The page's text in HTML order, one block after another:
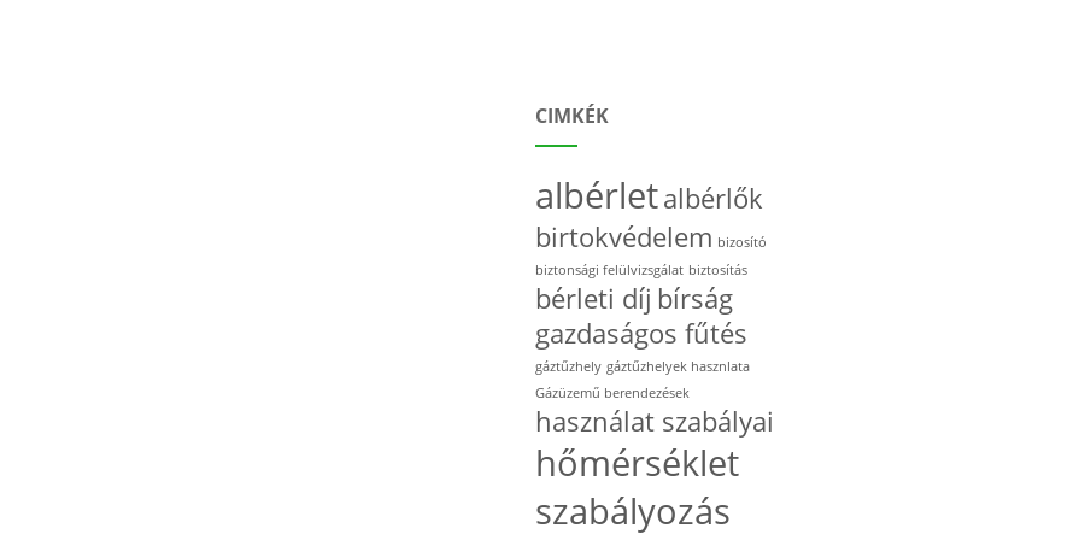
CIMKÉK
albérletalbérlők
birtokvédelem bizosító
biztonsági felülvizsgálat biztosítás
bérleti díj bírság
gazdaságos fűtés
gáztűzhely gáztűzhelyek hasznlata
Gázüzemű berendezések
használat szabályai
hőmérséklet
szabályozás